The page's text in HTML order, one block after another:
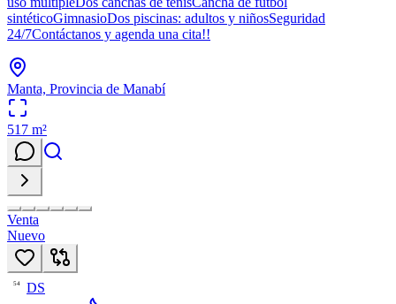
sintéticoGimnasioDos piscinas: adultos y niñosSeguridad
24/7Contáctanos y agenda una cita!!
Manta, Provincia de Manabí
517 m²
Venta
Nuevo
54
DS